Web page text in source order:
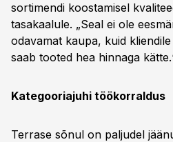
sortimendi koostamisel
tasakaalule. „Seal ei ole
odavamat kaupa, kuid
saab tooted hea hinnaga
Kategooriajuhi töökorraldus
Terrase sõnul on paljudel